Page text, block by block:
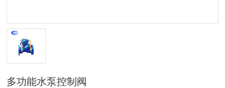
多功能水泵控制阀